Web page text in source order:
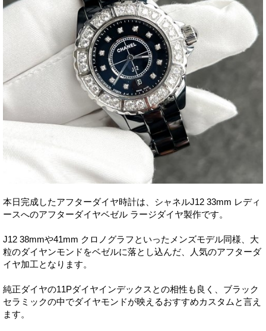
本日完成したアフターダイヤ時計は、シャネルJ12 33mm レディ
ースへのアフターダイヤベゼル ラージダイヤ製作です。
J12 38mmや41mm クロノグラフといったメンズモデル同様、大
粒のダイヤンモンドをベゼルに落とし込んだ、人気のアフターダ
イヤ加工となります。
純正ダイヤの11Pダイヤインデックスとの相性も良く、ブラック
セラミックの中でダイヤモンドが映えるおすすめカスタムと言え
ます。